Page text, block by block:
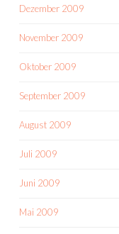
Dezember 2009
November 2009
Oktober 2009
September 2009
August 2009
Juli 2009
Juni 2009
Mai 2009